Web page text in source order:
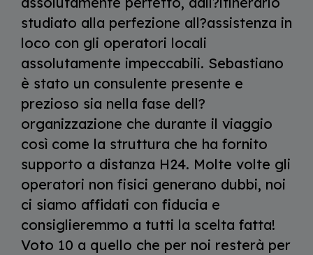
studiato alla perfezione all?assistenza in
loco con gli operatori locali
assolutamente impeccabili. Sebastiano
è stato un consulente presente e
prezioso sia nella fase dell?
organizzazione che durante il viaggio
così come la struttura che ha fornito
supporto a distanza H24. Molte volte gli
operatori non fisici generano dubbi, noi
ci siamo affidati con fiducia e
consiglieremmo a tutti la scelta fatta!
Voto 10 a quello che per noi resterà per